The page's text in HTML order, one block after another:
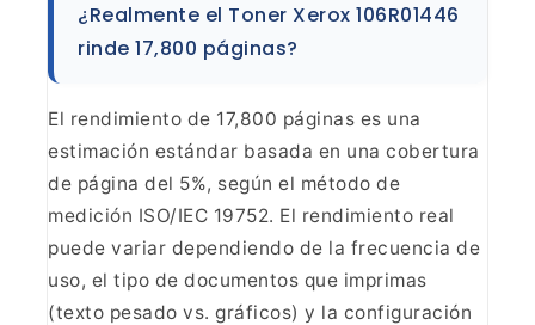
¿Realmente el Toner Xerox 106R01446
rinde 17,800 páginas?
El rendimiento de 17,800 páginas es una
estimación estándar basada en una cobertura
de página del 5%, según el método de
medición ISO/IEC 19752. El rendimiento real
puede variar dependiendo de la frecuencia de
uso, el tipo de documentos que imprimas
(texto pesado vs. gráficos) y la configuración